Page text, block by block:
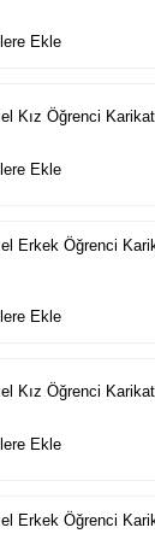
Ekle
Kız Öğrenci
Ekle
Erkek Öğrenci
Ekle
Kız Öğrenci
Ekle
Erkek Öğrenci